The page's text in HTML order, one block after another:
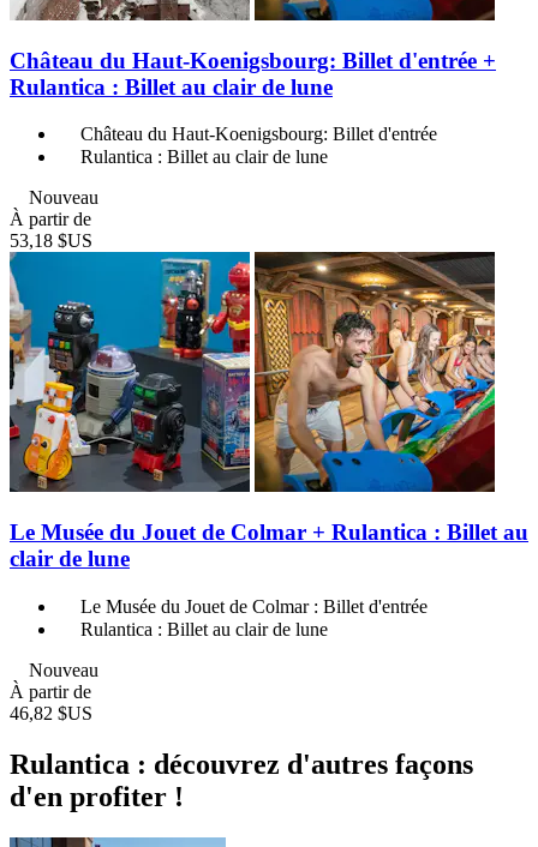
Château du Haut-Koenigsbourg: Billet d'entrée +
Rulantica : Billet au clair de lune
Château du Haut-Koenigsbourg: Billet d'entrée
Rulantica : Billet au clair de lune
Nouveau
À partir de
53,18 $US
Le Musée du Jouet de Colmar + Rulantica : Billet au
clair de lune
Le Musée du Jouet de Colmar : Billet d'entrée
Rulantica : Billet au clair de lune
Nouveau
À partir de
46,82 $US
Rulantica : découvrez d'autres façons
d'en profiter !